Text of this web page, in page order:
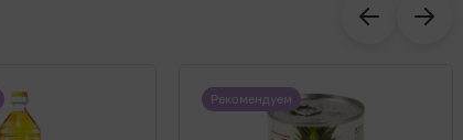
Рекомендуем